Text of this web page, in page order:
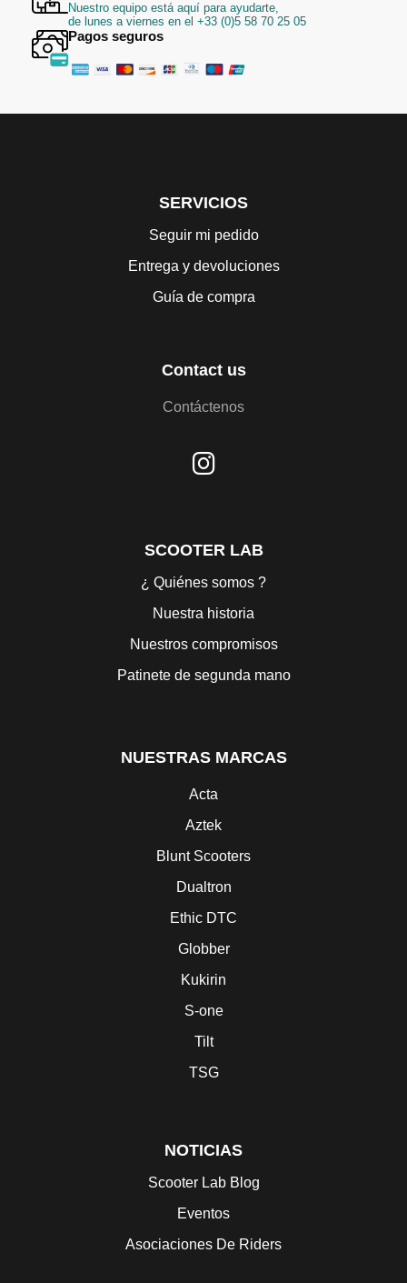
Nuestro equipo está aquí para ayudarte,
de lunes a viernes en el +33 (0)5 58 70 25 05
Pagos seguros
SERVICIOS
Seguir mi pedido
Entrega y devoluciones
Guía de compra
Contact us
Contáctenos
SCOOTER LAB
¿ Quiénes somos ?
Nuestra historia
Nuestros compromisos
Patinete de segunda mano
NUESTRAS MARCAS
Acta
Aztek
Blunt Scooters
Dualtron
Ethic DTC
Globber
Kukirin
S-one
Tilt
TSG
NOTICIAS
Scooter Lab Blog
Eventos
Asociaciones De Riders